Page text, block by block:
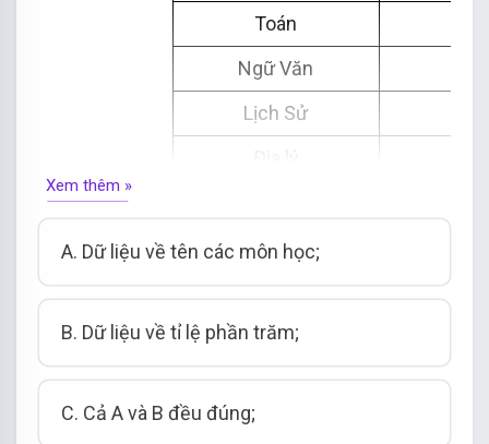
Toán
Ngữ Văn
Lịch Sử
Tổng cộng
Giá trị chưa hợp lí trong bảng dữ liệu là
Xem thêm »
A. Dữ liệu về tên các môn học;
B. Dữ liệu về tỉ lệ phần trăm;
C. Cả A và B đều đúng;